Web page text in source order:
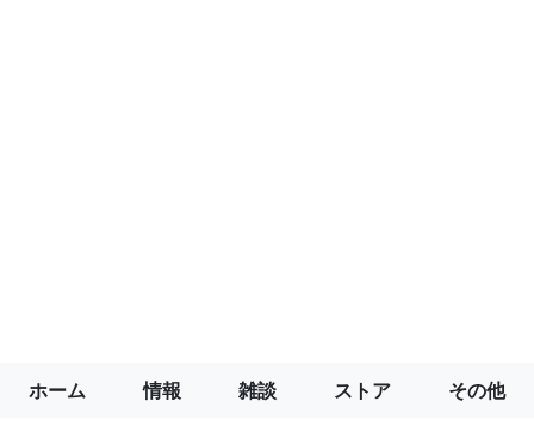
ホーム 情報 雑談 ストア その他